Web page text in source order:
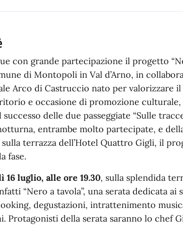
con grande partecipazione il progetto
di Montopoli in Val d’Arno, in
Arco di Castruccio nato per valorizzare
e occasione di promozione
successo delle due passeggiate “Sulle
entrambe molto partecipate, e
sulla terrazza dell’Hotel Quattro Gigli, il
fase.
16 luglio, alle ore 19.30, sulla splendida
“Nero a tavola”, una serata dedicata
degustazioni, intrattenimento
Protagonisti della serata saranno lo chef